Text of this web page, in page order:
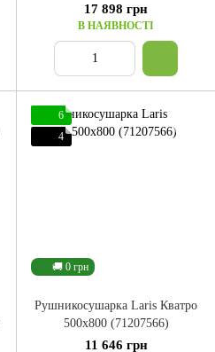
17 898 грн
В НАЯВНОСТІ
🚚 0 грн
6
4
Рушникосушарка Laris Кватро
500x800 (71207566)
11 646 грн